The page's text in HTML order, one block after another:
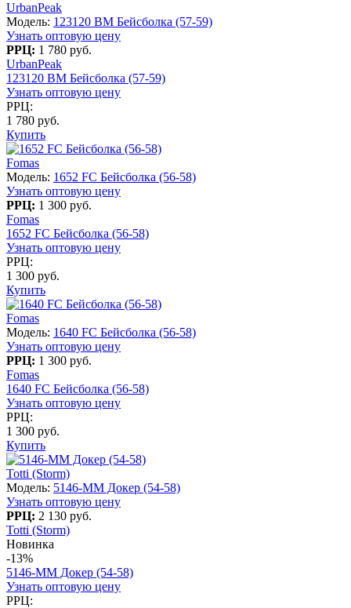
UrbanPeak
Модель: 123120 BM Бейсболка (57-59)
Узнать оптовую цену
РРЦ: 1 780 руб.
UrbanPeak
123120 BM Бейсболка (57-59)
Узнать оптовую цену
РРЦ:
1 780 руб.
Купить
Fomas
Модель: 1652 FC Бейсболка (56-58)
Узнать оптовую цену
РРЦ: 1 300 руб.
Fomas
1652 FC Бейсболка (56-58)
Узнать оптовую цену
РРЦ:
1 300 руб.
Купить
Fomas
Модель: 1640 FC Бейсболка (56-58)
Узнать оптовую цену
РРЦ: 1 300 руб.
Fomas
1640 FC Бейсболка (56-58)
Узнать оптовую цену
РРЦ:
1 300 руб.
Купить
Totti (Storm)
Модель: 5146-MM Докер (54-58)
Узнать оптовую цену
РРЦ: 2 130 руб.
Totti (Storm)
Новинка
-13%
5146-MM Докер (54-58)
Узнать оптовую цену
РРЦ: